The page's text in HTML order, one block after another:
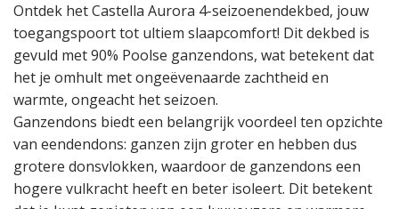
Ontdek het Castella Aurora 4-seizoenendekbed, jouw
toegangspoort tot ultiem slaapcomfort! Dit dekbed is
gevuld met 90% Poolse ganzendons, wat betekent dat
het je omhult met ongeëvenaarde zachtheid en
warmte, ongeacht het seizoen.
Ganzendons biedt een belangrijk voordeel ten opzichte
van eendendons: ganzen zijn groter en hebben dus
grotere donsvlokken, waardoor de ganzendons een
hogere vulkracht heeft en beter isoleert. Dit betekent